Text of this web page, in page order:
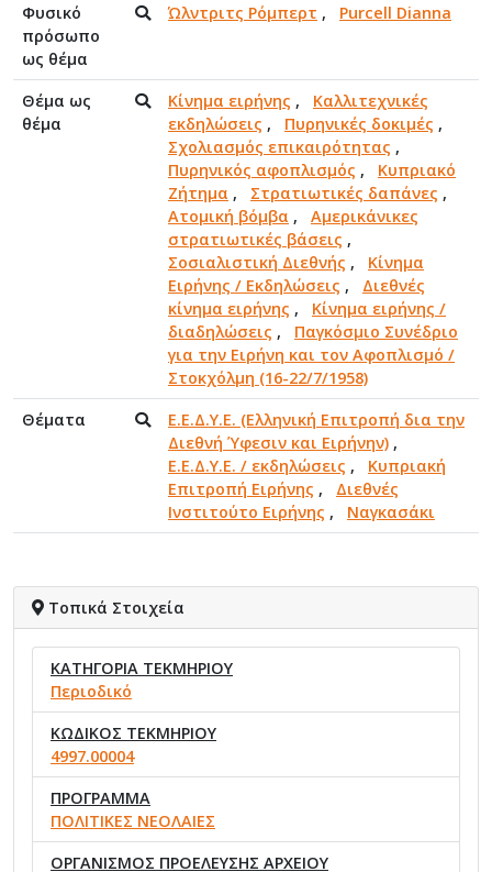
Φυσικό
πρόσωπο
ως θέμα
Ώλντριτς Ρόμπερτ , Purcell Dianna
Θέμα ως
θέμα
Κίνημα ειρήνης , Καλλιτεχνικές
εκδηλώσεις , Πυρηνικές δοκιμές ,
Σχολιασμός επικαιρότητας ,
Πυρηνικός αφοπλισμός , Κυπριακό
Ζήτημα , Στρατιωτικές δαπάνες ,
Ατομική βόμβα , Αμερικάνικες
στρατιωτικές βάσεις ,
Σοσιαλιστική Διεθνής , Κίνημα
Ειρήνης / Εκδηλώσεις , Διεθνές
κίνημα ειρήνης , Κίνημα ειρήνης /
διαδηλώσεις , Παγκόσμιο Συνέδριο
για την Ειρήνη και τον Αφοπλισμό /
Στοκχόλμη (16-22/7/1958)
Θέματα
Ε.Ε.Δ.Υ.Ε. (Ελληνική Επιτροπή δια την
Διεθνή Ύφεσιν και Ειρήνην) ,
Ε.Ε.Δ.Υ.Ε. / εκδηλώσεις , Κυπριακή
Επιτροπή Ειρήνης , Διεθνές
Ινστιτούτο Ειρήνης , Ναγκασάκι
Τοπικά Στοιχεία
ΚΑΤΗΓΟΡΙΑ ΤΕΚΜΗΡΙΟΥ
Περιοδικό
ΚΩΔΙΚΟΣ ΤΕΚΜΗΡΙΟΥ
4997.00004
ΠΡΟΓΡΑΜΜΑ
ΠΟΛΙΤΙΚΕΣ ΝΕΟΛΑΙΕΣ
ΟΡΓΑΝΙΣΜΟΣ ΠΡΟΕΛΕΥΣΗΣ ΑΡΧΕΙΟΥ